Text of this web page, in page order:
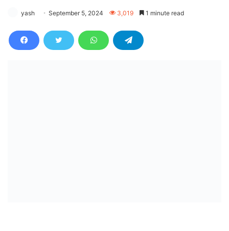
yash September 5, 2024 3,019 1 minute read